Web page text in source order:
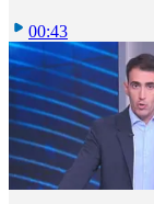
00:43